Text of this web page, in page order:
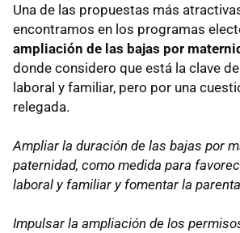
Una de las propuestas más
encontramos en los programas
ampliación de las bajas por
donde considero que está la clave
laboral y familiar, pero por una
relegada.
Ampliar la duración de las bajas por
paternidad, como medida para
laboral y familiar y fomentar la
Impulsar la ampliación de los